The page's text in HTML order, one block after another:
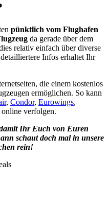
pünktlich vom Flughafen
da gerade über dem
relativ einfach über diverse
Infos erhaltet Ihr
die einem kostenlos
ermöglichen. So kann
, Condor, Eurowings,
online verfolgen.
Ihr Euch von Euren
schaut doch mal in unsere
rein!